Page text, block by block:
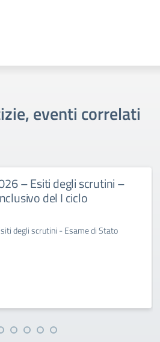
eventi correlati
– Esiti degli scrutini –
del I ciclo
degli scrutini - Esame di Stato